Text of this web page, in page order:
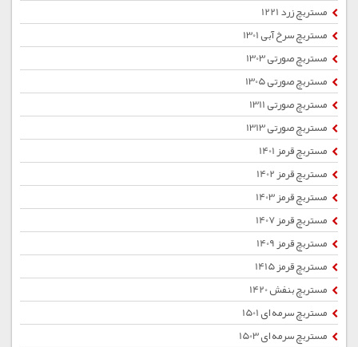
مستربچ زرد 1221
مستربچ سرخ آبی 1301
مستربچ صورتی 1303
مستربچ صورتی 1305
مستربچ صورتی 1311
مستربچ صورتی 1313
مستربچ قرمز 1401
مستربچ قرمز 1402
مستربچ قرمز 1403
مستربچ قرمز 1407
مستربچ قرمز 1409
مستربچ قرمز 1415
مستربچ بنفش 1420
مستربچ سرمه ای 1501
مستربچ سرمه ای 1503